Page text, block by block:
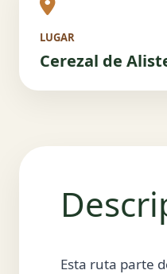
LUGAR
Cerezal de
Esta ruta parte